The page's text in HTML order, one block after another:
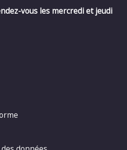
vous les mercredi et jeudi